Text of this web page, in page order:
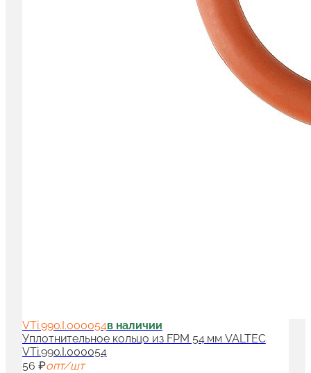
VTi.990.I.000054в наличии
Уплотнительное кольцо из FPM 54 мм VALTEC
VTi.990.I.000054
56 ₽опт/шт